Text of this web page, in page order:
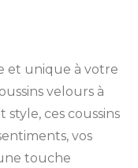
et unique à votre
velours à
ces coussins
vos
touche